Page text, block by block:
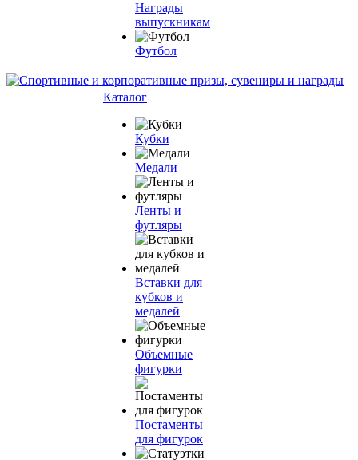
Награды
выпускникам
Футбол
Каталог
Кубки
Медали
Ленты и
футляры
Вставки для
кубков и
медалей
Объемные
фигурки
Постаменты
для фигурок